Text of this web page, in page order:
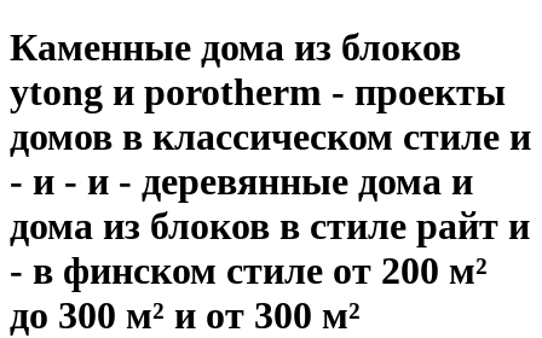
Каменные дома из блоков
ytong и porotherm - проекты
домов в классическом стиле и
- и - и - деревянные дома и
дома из блоков в стиле райт и
- в финском стиле от 200 м²
до 300 м² и от 300 м²